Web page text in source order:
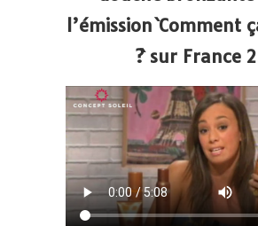
l’émission `Comment
?` sur France